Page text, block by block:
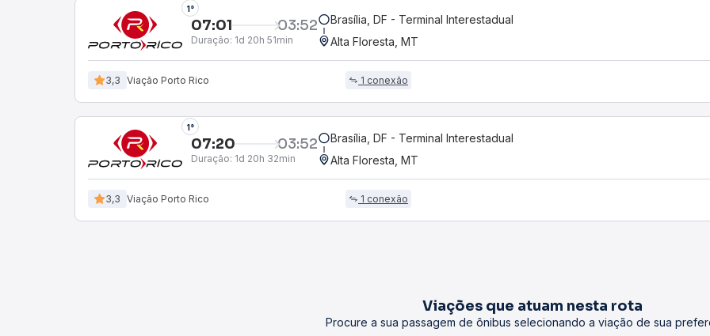
1°
07:01 03:52
Duração: 1d 20h 51min
Brasília, DF - Terminal Interestadual
Alta Floresta, MT
3,3 Viação Porto Rico 1 conexão
1°
07:20 03:52
Duração: 1d 20h 32min
Brasília, DF - Terminal Interestadual
Alta Floresta, MT
3,3 Viação Porto Rico 1 conexão
Viações que atuam nesta rota
Procure a sua passagem de ônibus selecionando a viação de sua